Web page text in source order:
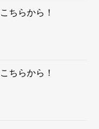
ちらから！
ちらから！